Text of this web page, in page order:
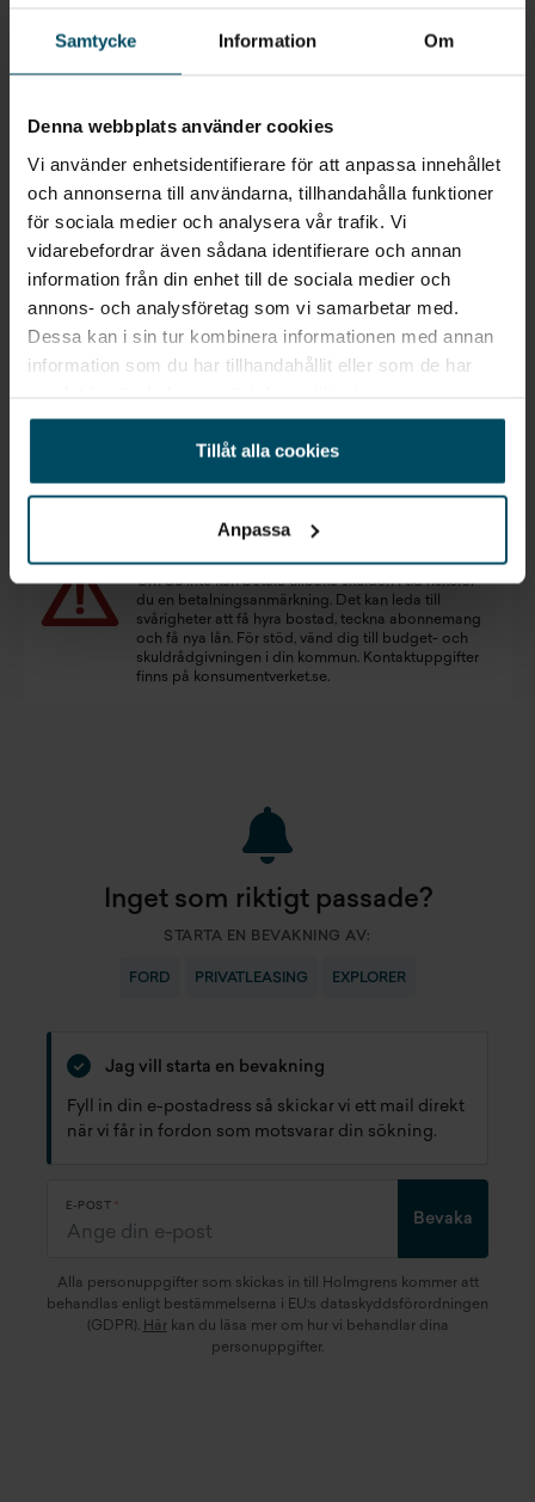
Samtycke Information Om
Denna webbplats använder cookies
Vi använder enhetsidentifierare för att anpassa innehållet
och annonserna till användarna, tillhandahålla funktioner
för sociala medier och analysera vår trafik. Vi
vidarebefordrar även sådana identifierare och annan
information från din enhet till de sociala medier och
annons- och analysföretag som vi samarbetar med.
Dessa kan i sin tur kombinera informationen med annan
information som du har tillhandahållit eller som de har
Tillåt alla cookies
Anpassa
Säljs på 8 orter
Ford Explorer Elbil
Premium Business Edition AWD, Long range (77kWh)
NY 2026 • 0 mil • Elbil
569 000 kr
Finansiering
6 600 kr/mån
6 595 kr/mån
Att låna kostar pengar!
Om du inte kan betala tillbaka skulden i tid riskerar
du en betalningsanmärkning. Det kan leda till
svårigheter att få hyra bostad, teckna abonnemang
och få nya lån. För stöd, vänd dig till budget- och
skuldrådgivningen i din kommun. Kontaktuppgifter
finns på konsumentverket.se.
Inget som riktigt passade?
STARTA EN BEVAKNING AV:
FORD PRIVATLEASING EXPLORER
Jag vill starta en bevakning
Fyll in din e-postadress så skickar vi ett mail direkt
när vi får in fordon som motsvarar din sökning.
E-POST
Bevaka
Alla personuppgifter som skickas in till Holmgrens kommer att
behandlas enligt bestämmelserna i EU:s dataskyddsförordningen
(GDPR). Härkan du läsa mer om hur vi behandlar dina
personuppgifter.